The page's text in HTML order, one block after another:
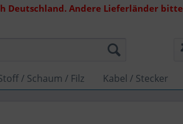
Deutschland. Andere Lieferländer
/ Schaum / Filz Kabel / Stecker